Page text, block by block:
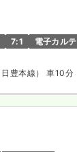
7:1
電子カルテ
豊本線） 車10分